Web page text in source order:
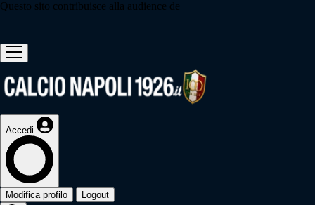
Questo sito contribuisce alla audience de
Accedi
Modifica profilo Logout